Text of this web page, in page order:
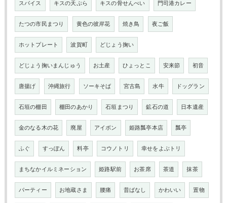
スパイス キスの天ぷら キスの骨せんべい 門司港カレー
たつの市民まつり 黄色の彼岸花 焼き鳥 夜ご飯
ホットプレート 波賀町 どじょう掬い
どじょう掬いまんじゅう お土産 ひょっとこ 安来節 初音
唐揚げ 沖縄旅行 ソーキそば 宮古島 水牛 ドッグラン
石垣の棚田 棚田のあかり 石垣まつり 鉱石の道 日本遺産
金のなる木の花 廃屋 アイボン 姫路瓢亭本店 瓢亭
ふぐ すっぽん 料亭 コウノトリ 幸せをよぶトリ
まちなかイルミネーション 姫路駅前 お茶席 茶道 抹茶
パーティー お地蔵さま 腰痛 昔ばなし かわいい 置物